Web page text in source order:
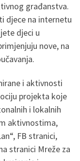
građanstva.
djece na internetu
djeci u
nove, na
i aktivnosti
projekta koje
i lokalnih
aktivnostima,
FB stranici,
stranici Mreže za